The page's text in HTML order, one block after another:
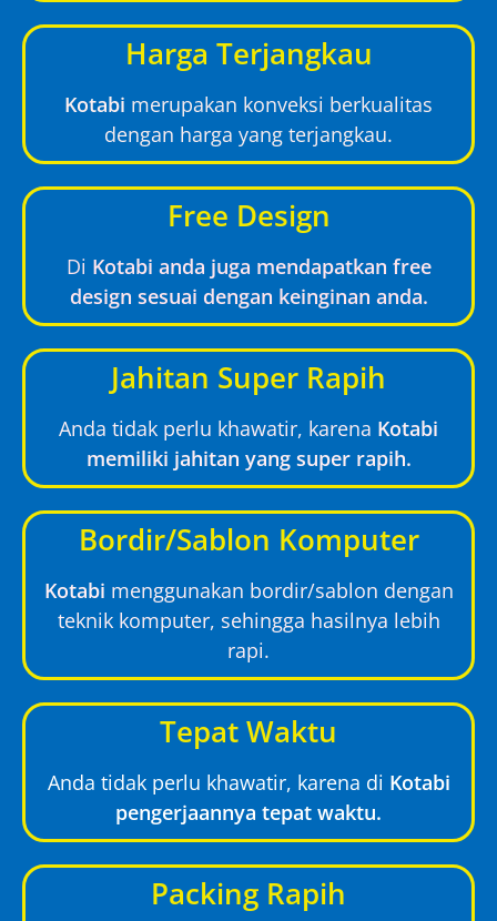
Harga Terjangkau
Kotabi merupakan konveksi berkualitas
dengan harga yang terjangkau.
Free Design
Di Kotabi anda juga mendapatkan free
design sesuai dengan keinginan anda.
Jahitan Super Rapih
Anda tidak perlu khawatir, karena Kotabi
memiliki jahitan yang super rapih.
Bordir/Sablon Komputer
Kotabi menggunakan bordir/sablon dengan
teknik komputer, sehingga hasilnya lebih
rapi.
Tepat Waktu
Anda tidak perlu khawatir, karena di Kotabi
pengerjaannya tepat waktu.
Packing Rapih